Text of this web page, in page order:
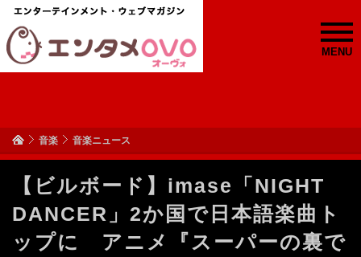
MENU
音楽 音楽ニュース
【ビルボード】imase「NIGHT
DANCER」2か国で日本語楽曲ト
ップに アニメ『スーパーの裏で